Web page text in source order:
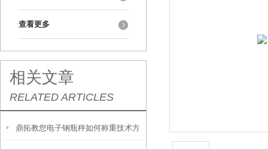
查看更多
相关文章
RELATED ARTICLES
鼎拓教您电子钢瓶秤如何称重技术方